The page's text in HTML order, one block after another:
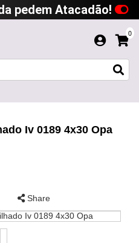
pedem Atacadão!
0
Iv 0189 4x30 Opa
Share